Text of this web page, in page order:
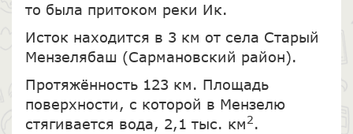
то была притоком реки Ик.
Исток находится в 3 км от села Старый
Мензелябаш (Сармановский район).
Протяжённость 123 км. Площадь
поверхности, с которой в Мензелю
стягивается вода, 2,1 тыс. км2.